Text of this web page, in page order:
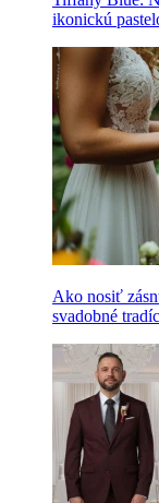
ikonickú
Ako nosiť
svadobné